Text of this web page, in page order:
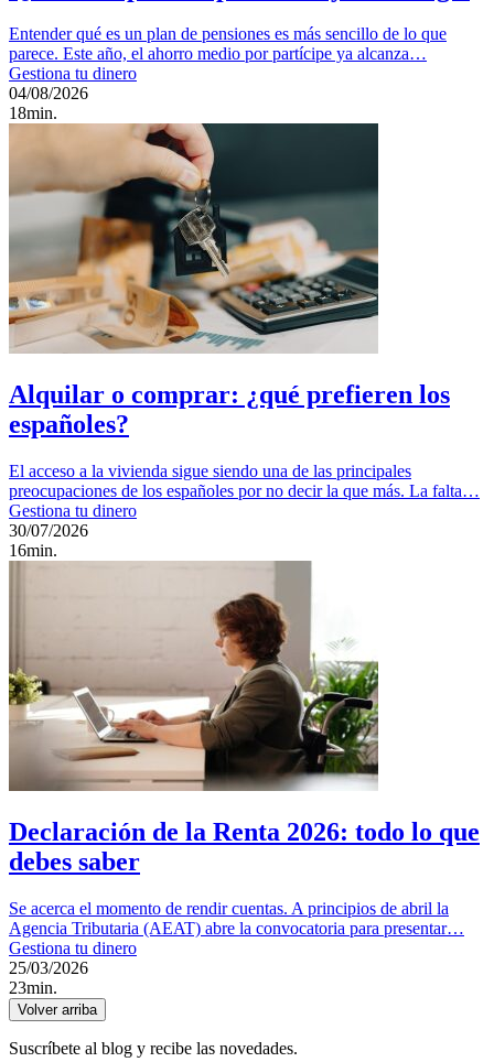
Entender qué es un plan de pensiones es más sencillo de lo que
parece. Este año, el ahorro medio por partícipe ya alcanza…
Gestiona tu dinero
04/08/2026
18min.
Alquilar o comprar: ¿qué prefieren los
españoles?
El acceso a la vivienda sigue siendo una de las principales
preocupaciones de los españoles por no decir la que más. La falta…
Gestiona tu dinero
30/07/2026
16min.
Declaración de la Renta 2026: todo lo que
debes saber
Se acerca el momento de rendir cuentas. A principios de abril la
Agencia Tributaria (AEAT) abre la convocatoria para presentar…
Gestiona tu dinero
25/03/2026
23min.
Volver arriba
Suscríbete al blog y recibe las novedades.